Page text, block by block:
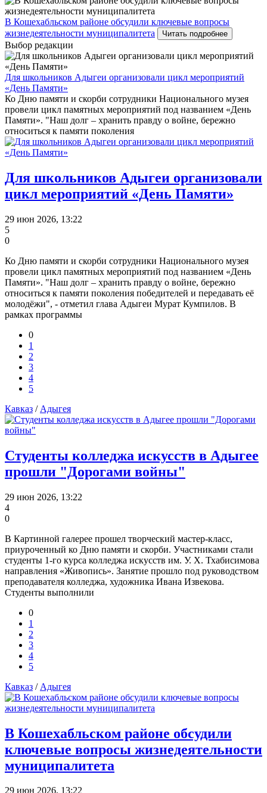
В Кошехабльском районе обсудили ключевые вопросы
жизнедеятельности муниципалитета
Читать подробнее
Выбор редакции
Для школьников Адыгеи организовали цикл мероприятий
«День Памяти»
Ко Дню памяти и скорби сотрудники Национального музея
провели цикл памятных мероприятий под названием «День
Памяти». "Наш долг – хранить правду о войне, бережно
относиться к памяти поколения
Для школьников Адыгеи организовали
цикл мероприятий «День Памяти»
29 июн 2026, 13:22
5
0
Ко Дню памяти и скорби сотрудники Национального музея
провели цикл памятных мероприятий под названием «День
Памяти». "Наш долг – хранить правду о войне, бережно
относиться к памяти поколения победителей и передавать её
молодёжи", - отметил глава Адыгеи Мурат Кумпилов. В
рамках программы
0
1
2
3
4
5
Кавказ / Адыгея
Студенты колледжа искусств в Адыгее
прошли "Дорогами войны"
29 июн 2026, 13:22
4
0
В Картинной галерее прошел творческий мастер-класс,
приуроченный ко Дню памяти и скорби. Участниками стали
студенты 1-го курса колледжа искусств им. У. Х. Тхабисимова
направления «Живопись». Занятие прошло под руководством
преподавателя колледжа, художника Ивана Извекова.
Студенты выполнили
0
1
2
3
4
5
Кавказ / Адыгея
В Кошехабльском районе обсудили
ключевые вопросы жизнедеятельности
муниципалитета
29 июн 2026, 13:22